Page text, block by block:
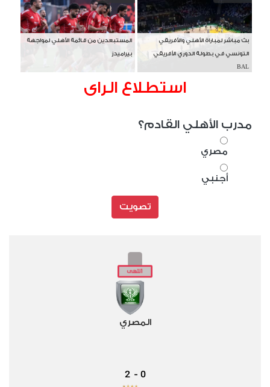
بث مباشر لمباراة الأهلي والأفريقي
التونسي في بطولة الدوري الأفريقي
BAL
المستبعدين من قائمة الأهلي لمواجهة
بيراميدز
استطلاع الراى
مدرب الأهلي القادم؟
مصري
أجنبي
تصويت
المصري
0
-
2